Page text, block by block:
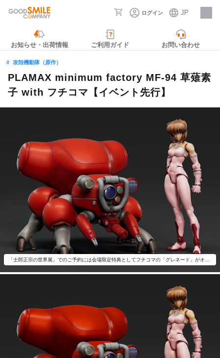
ログイン JP
採用情報
お知らせ・出荷情報 ご利用ガイド お問い合わせ
攻殻機動隊（原作）
PLAMAX minimum factory MF-94 草薙素
子 with フチコマ【イベント先行】